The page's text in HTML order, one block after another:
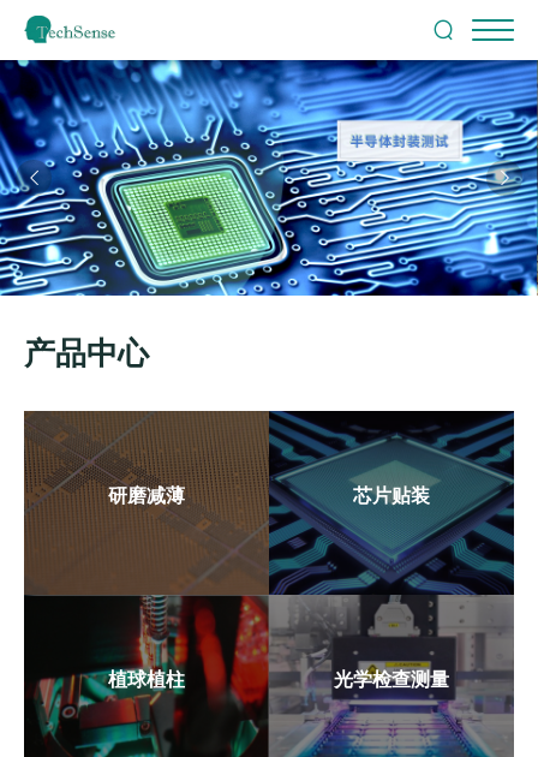
 
产品中心
研磨减薄 芯片贴装
植球植柱 光学检查测量